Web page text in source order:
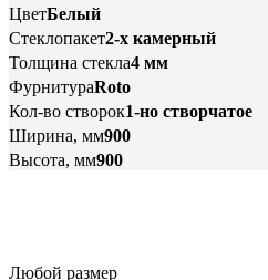
ЦветБелый
Стеклопакет2-х камерный
Толщина стекла4 мм
ФурнитураRoto
Кол-во створок1-но створчатое
Ширина, мм900
Высота, мм900
Любой размер